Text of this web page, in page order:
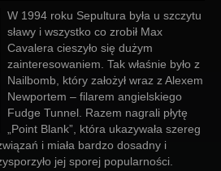
W 1994 roku Sepultura była u szczytu
sławy i wszystko co zrobił Max
Cavalera cieszyło się dużym
zainteresowaniem. Tak właśnie było z
Nailbomb, który założył wraz z Alexem
Newportem – filarem angielskiego
Fudge Tunnel. Razem nagrali płytę
„Point Blank”, która ukazywała szereg
i miała bardzo dosadny i
jej sporej popularności.